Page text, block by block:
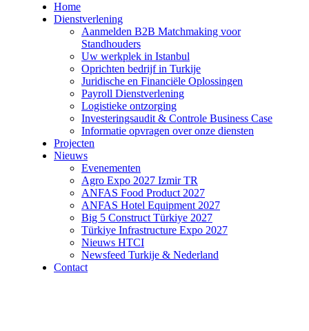
Home
Dienstverlening
Aanmelden B2B Matchmaking voor
Standhouders
Uw werkplek in Istanbul
Oprichten bedrijf in Turkije
Juridische en Financiële Oplossingen
Payroll Dienstverlening
Logistieke ontzorging
Investeringsaudit & Controle Business Case
Informatie opvragen over onze diensten
Projecten
Nieuws
Evenementen
Agro Expo 2027 Izmir TR
ANFAS Food Product 2027
ANFAS Hotel Equipment 2027
Big 5 Construct Türkiye 2027
Türkiye Infrastructure Expo 2027
Nieuws HTCI
Newsfeed Turkije & Nederland
Contact